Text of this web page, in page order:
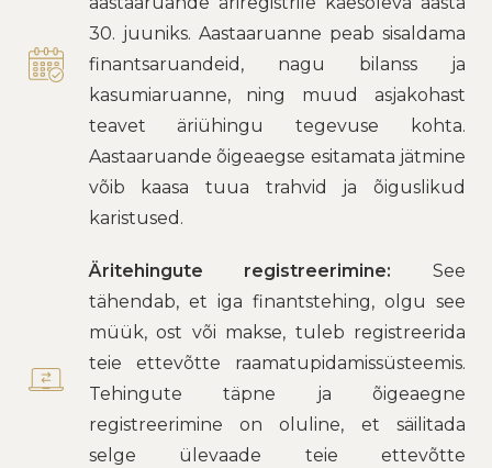
30. juuniks. Aastaaruanne peab sisaldama
finantsaruandeid, nagu bilanss ja
kasumiaruanne, ning muud asjakohast
teavet äriühingu tegevuse kohta.
Aastaaruande õigeaegse esitamata jätmine
võib kaasa tuua trahvid ja õiguslikud
karistused.
Äritehingute registreerimine: See
tähendab, et iga finantstehing, olgu see
müük, ost või makse, tuleb registreerida
teie ettevõtte raamatupidamissüsteemis.
Tehingute täpne ja õigeaegne
registreerimine on oluline, et säilitada
selge ülevaade teie ettevõtte